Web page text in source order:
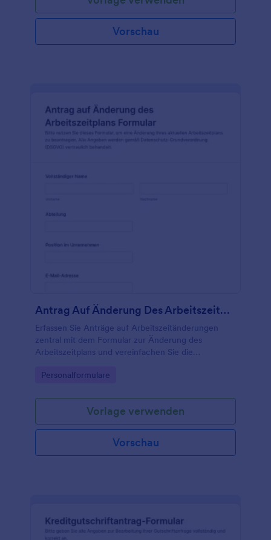
Vorschau
Antrag Auf Änderung Des Arbeitszeitplans Formular
Erfassen Sie Anträge auf Arbeitszeitänderungen
zentral mit dem Formular zur Änderung des
Arbeitszeitplans und vereinfachen Sie die
Personalabteilung und Führungskräften mit Jotform.
Go to Category:
Personalformulare
Vorlage verwenden
Vorschau